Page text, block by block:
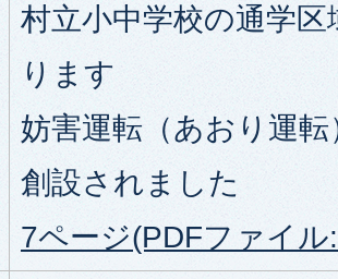
村立小中学校の通学
ります
妨害運転（あおり運
創設されました
7ページ(PDFファイ